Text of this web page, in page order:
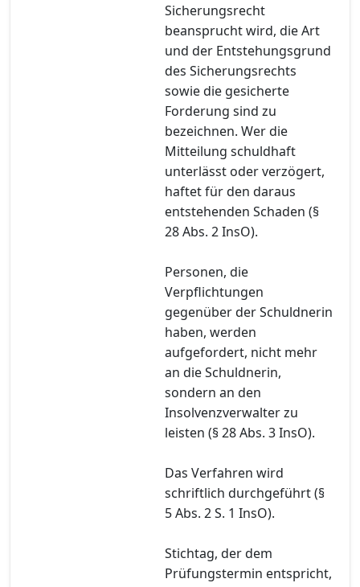
Sicherungsrecht
beansprucht wird, die Art
und der Entstehungsgrund
des Sicherungsrechts
sowie die gesicherte
Forderung sind zu
bezeichnen. Wer die
Mitteilung schuldhaft
unterlässt oder verzögert,
haftet für den daraus
entstehenden Schaden (§
28 Abs. 2 InsO).
Personen, die
Verpflichtungen
gegenüber der Schuldnerin
haben, werden
aufgefordert, nicht mehr
an die Schuldnerin,
sondern an den
Insolvenzverwalter zu
leisten (§ 28 Abs. 3 InsO).
Das Verfahren wird
schriftlich durchgeführt (§
5 Abs. 2 S. 1 InsO).
Stichtag, der dem
Prüfungstermin entspricht,